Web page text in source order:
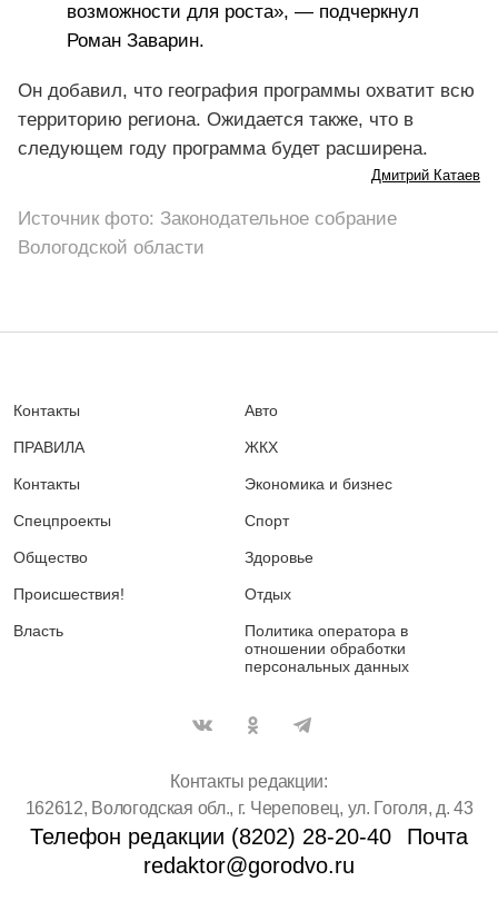
возможности для роста», — подчеркнул
Роман Заварин.
Он добавил, что география программы охватит всю
территорию региона. Ожидается также, что в
следующем году программа будет расширена.
Дмитрий Катаев
Источник фото: Законодательное собрание
Вологодской области
Контакты
ПРАВИЛА
Контакты
Спецпроекты
Общество
Происшествия!
Власть
Авто
ЖКХ
Экономика и бизнес
Спорт
Здоровье
Отдых
Политика оператора в
отношении обработки
персональных данных
Контакты редакции:
162612, Вологодская обл., г. Череповец, ул. Гоголя, д. 43
Телефон редакции (8202) 28-20-40
Почта
redaktor@gorodvo.ru